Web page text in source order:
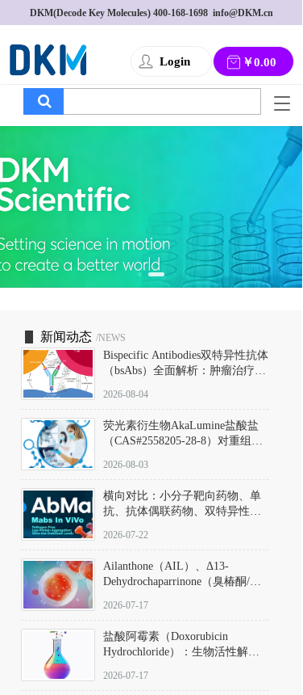
DKM(Decode Key Molecules) 400-168-1698
  info@DKM.cn
Login ￥0.00
T
g
g
l
a
v
i
g
a
新闻动态 /NEWS
Bispecific Antibodies双特异性抗体
（bsAbs）全面解析：肿瘤治疗的
2026-08-04
荧光素衍生物AkaLumine盐酸盐
（CAS#2558205-28-8）对重组萤
数（Km）为2.06 μM；其近红外
发光特性赋予优异的组织穿透能
力，大幅增强成像信噪比，从而
实现活体动物模型中极低给药剂
量下的高灵敏度、非侵入式生物
2026-08-03
横向对比：小分子靶向药物、单
抗、抗体偶联药物、双特异性抗
及应用瓶颈
2026-07-22
Ailanthone（AIL）、Δ13-
Dehydrochaparrinone（臭椿酮/臭
DKM货号 D806885
2026-07-17
盐酸阿霉素（Doxorubicin
Hydrochloride）：生物活性解
范
2026-07-17